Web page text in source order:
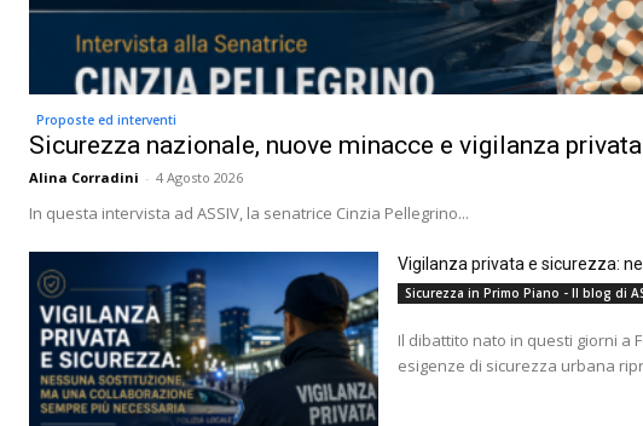
Proposte ed interventi
Sicurezza nazionale, nuove minacce e vigilanza
Alina Corradini - 4 Agosto 2026
In questa intervista ad ASSIV, la senatrice Cinzia Pellegrino...
Vigilanza privata e sicurezza:
Sicurezza in Primo Piano - Il blog di
Il dibattito nato in questi giorni a
esigenze di sicurezza urbana